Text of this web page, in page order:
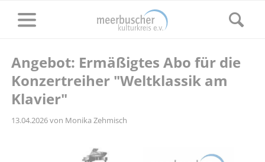
Angebot: Ermäßigtes Abo für die
Konzertreiher "Weltklassik am
Klavier"
13.04.2026von Monika Zehmisch